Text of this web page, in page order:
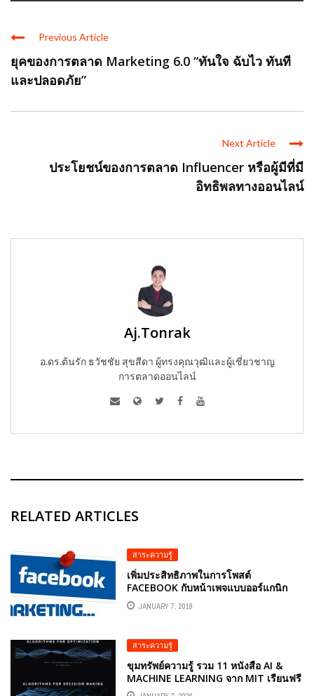
Previous Article
ยุคของการตลาด Marketing 6.0 “ทันใจ ฉับไว ทันที
และปลอดภัย”
Next Article
ประโยชน์ของการตลาด Influencer หรือผู้มีที่มี
อิทธิพลทางออนไลน์
Aj.Tonrak
อ.ดร.ต้นรัก ธวัชชัย สุขสีดา ผู้ทรงคุณวุฒิและผู้เชี่ยวชาญ
การตลาดออนไลน์
RELATED ARTICLES
สาระความรู้
เพิ่มประสิทธิภาพในการโพสต์
FACEBOOK กับหน้าเพจแบบออร์แกนิก
JANUARY 7, 2019
สาระความรู้
ขุมทรัพย์ความรู้ รวม 11 หนังสือ AI &
MACHINE LEARNING จาก MIT เรียนฟรี
ไม่มีค่าใช้จ่าย